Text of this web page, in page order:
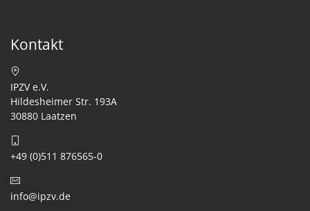
Kontakt
IPZV e.V.
Hildesheimer Str. 193A
30880 Laatzen
+49 (0)511 876565-0
info@ipzv.de